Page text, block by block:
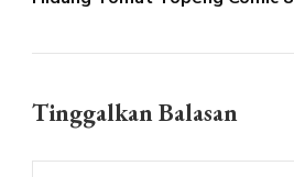
Tinggalkan Balasan